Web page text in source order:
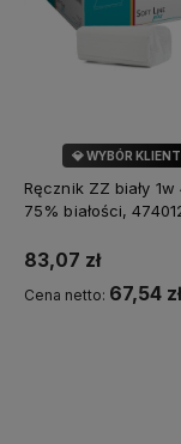
💎 WYBÓR
🌿 MARKA SOFT
Ręcznik ZZ biały 1w
75% białości,
83,07 zł
Cena netto: 67,54 zł